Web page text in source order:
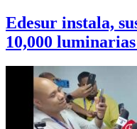
Edesur instala,
10,000